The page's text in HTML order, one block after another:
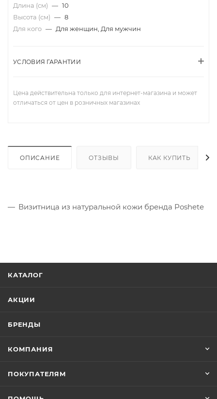
Длина (см) — 10
Высота (см) — 8
Для кого — Для женщин, Для мужчин
УСЛОВИЯ ГАРАНТИИ
Цена действительна только для интернет-магазина и может
отличаться от цен в розничных магазинах
ОПИСАНИЕ ОТЗЫВЫ КАК КУПИТЬ
Визитница из натуральной кожи бренда Poshete
КАТАЛОГ
АКЦИИ
БРЕНДЫ
КОМПАНИЯ
ПОКУПАТЕЛЯМ